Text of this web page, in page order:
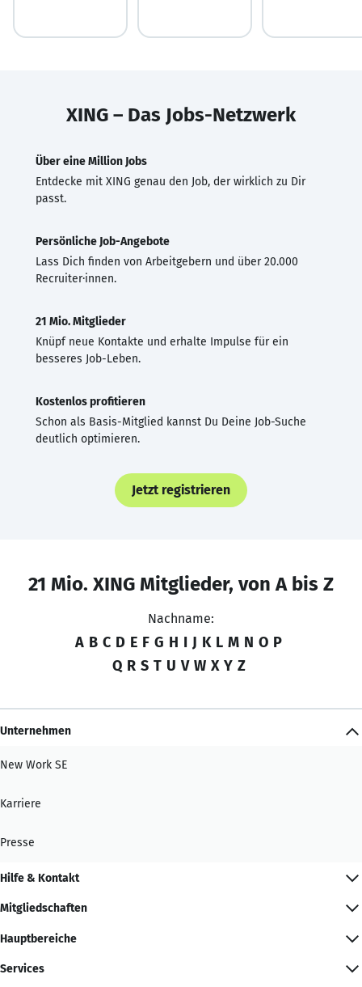
XING – Das Jobs-Netzwerk
Über eine Million Jobs
Entdecke mit XING genau den Job, der wirklich zu Dir
passt.
Persönliche Job-Angebote
Lass Dich finden von Arbeitgebern und über 20.000
Recruiter·innen.
21 Mio. Mitglieder
Knüpf neue Kontakte und erhalte Impulse für ein
besseres Job-Leben.
Kostenlos profitieren
Schon als Basis-Mitglied kannst Du Deine Job-Suche
deutlich optimieren.
Jetzt registrieren
21 Mio. XING Mitglieder, von A bis Z
Nachname:
A B C D E F G H I J K L M N O P
Q R S T U V W X Y Z
Unternehmen
New Work SE
Karriere
Presse
Hilfe & Kontakt
Mitgliedschaften
Hauptbereiche
Services